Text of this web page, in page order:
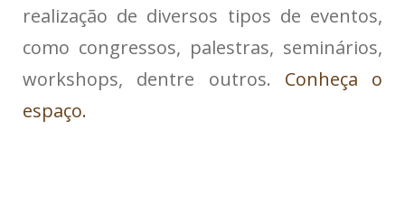
realização de diversos tipos de eventos,
como congressos, palestras, seminários,
workshops, dentre outros. Conheça o
espaço.